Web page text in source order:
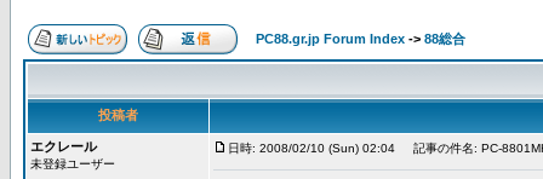
PC88.gr.jp Forum Index -> 88総合
投稿者
エクレール
未登録ユーザー
日時: 2008/02/10 (Sun) 02:04 記事の件名: PC-